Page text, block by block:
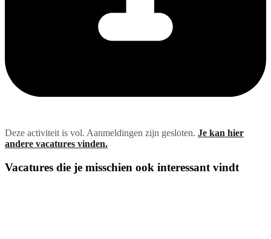
Deze activiteit is vol. Aanmeldingen zijn gesloten. Je kan hier
andere vacatures vinden.
Vacatures die je misschien ook interessant vindt